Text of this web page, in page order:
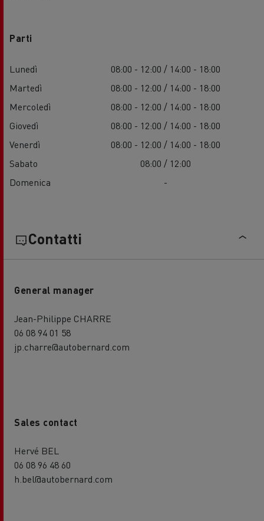
Parti
Lunedì
08:00 - 12:00 / 14:00 - 18:00
Martedì
08:00 - 12:00 / 14:00 - 18:00
Mercoledì
08:00 - 12:00 / 14:00 - 18:00
Giovedì
08:00 - 12:00 / 14:00 - 18:00
Venerdì
08:00 - 12:00 / 14:00 - 18:00
Sabato
08:00 / 12:00
Domenica
-
Contatti
General manager
Jean-Philippe CHARRE
06 08 94 01 58
jp.charre@autobernard.com
Sales contact
Hervé BEL
06 08 96 48 60
h.bel@autobernard.com